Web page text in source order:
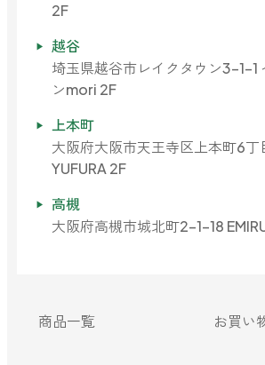
2F
越谷
埼玉県越谷市レイクタウン3-1-1
ンmori 2F
上本町
大阪府大阪市天王寺区上本町6丁
YUFURA 2F
高槻
大阪府高槻市城北町2-1-18
商品一覧 お買い